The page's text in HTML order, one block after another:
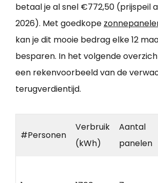
betaal je al snel €772,50 (prijspeil
2026). Met goedkope
kan je dit mooie bedrag elke 12
besparen. In het volgende
een rekenvoorbeeld van de
terugverdientijd.
#Personen
Verbruik
(kWh)
Aantal
panelen